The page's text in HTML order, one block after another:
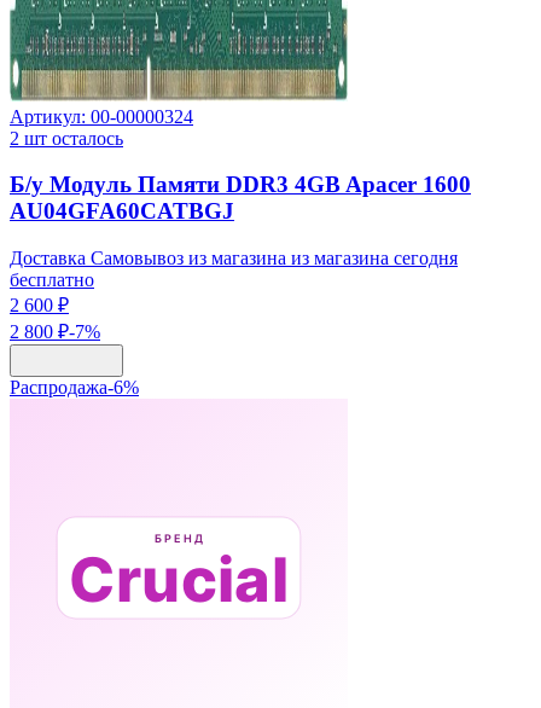
Артикул: 00-00000324
2 шт осталось
Б/у Модуль Памяти DDR3 4GB Apacer 1600
AU04GFA60CATBGJ
Доставка Самовывоз из магазина из магазина сегодня
бесплатно
2 600 ₽
2 800 ₽-7%
Распродажа-6%